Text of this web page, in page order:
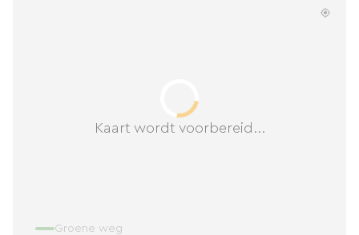
Kaart wordt voorbereid...
Groene weg